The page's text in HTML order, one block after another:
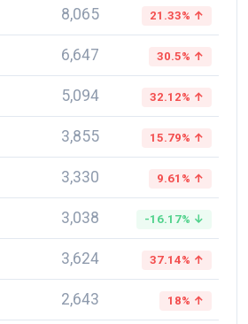
8,065 21.33% ↑
6,647 30.5% ↑
5,094 32.12% ↑
3,855 15.79% ↑
3,330 9.61% ↑
3,038 -16.17% ↓
3,624 37.14% ↑
2,643 18% ↑